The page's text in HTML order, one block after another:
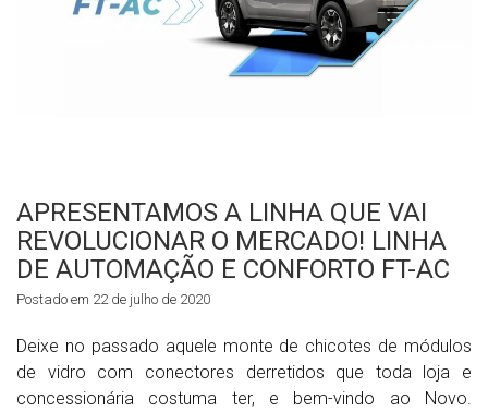
APRESENTAMOS A LINHA QUE VAI
REVOLUCIONAR O MERCADO! LINHA
DE AUTOMAÇÃO E CONFORTO FT-AC
Postado em 22 de julho de 2020
Deixe no passado aquele monte de chicotes de módulos
de vidro com conectores derretidos que toda loja e
concessionária costuma ter, e bem-vindo ao Novo.